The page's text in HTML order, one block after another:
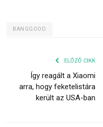
BANGGOOD
ELŐZŐ CIKK
Így reagált a Xiaomi
arra, hogy feketelistára
került az USA-ban